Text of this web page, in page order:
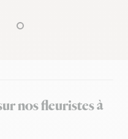
nos fleuristes à